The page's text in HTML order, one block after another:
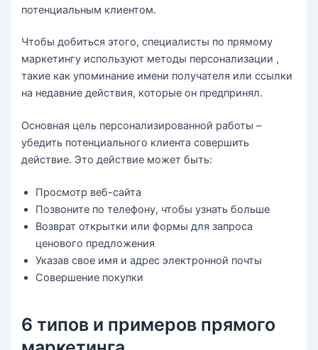
потенциальным клиентом.
Чтобы добиться этого, специалисты по прямому
маркетингу используют методы персонализации ,
такие как упоминание имени получателя или ссылки
на недавние действия, которые он предпринял.
Основная цель персонализированной работы –
убедить потенциального клиента совершить
действие. Это действие может быть:
Просмотр веб-сайта
Позвоните по телефону, чтобы узнать больше
Возврат открытки или формы для запроса
ценового предложения
Указав свое имя и адрес электронной почты
Совершение покупки
6 типов и примеров прямого